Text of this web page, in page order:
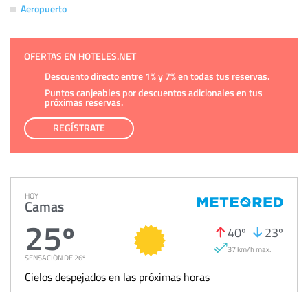
Aeropuerto
OFERTAS EN HOTELES.NET
Descuento directo entre 1% y 7% en todas tus reservas.
Puntos canjeables por descuentos adicionales en tus
próximas reservas.
REGÍSTRATE
HOY
Camas
25º
SENSACIÓN DE 26º
40º 23º
37 km/h max.
Cielos despejados en las próximas horas